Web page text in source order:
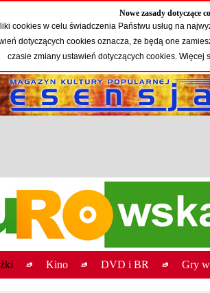
Nowe zasady dotyczące
cookies w celu świadczenia Państwu usług na
dotyczących cookies oznacza, że będą one
czasie zmiany ustawień dotyczących cookies. Więcej
Kino DVD i BR Gry